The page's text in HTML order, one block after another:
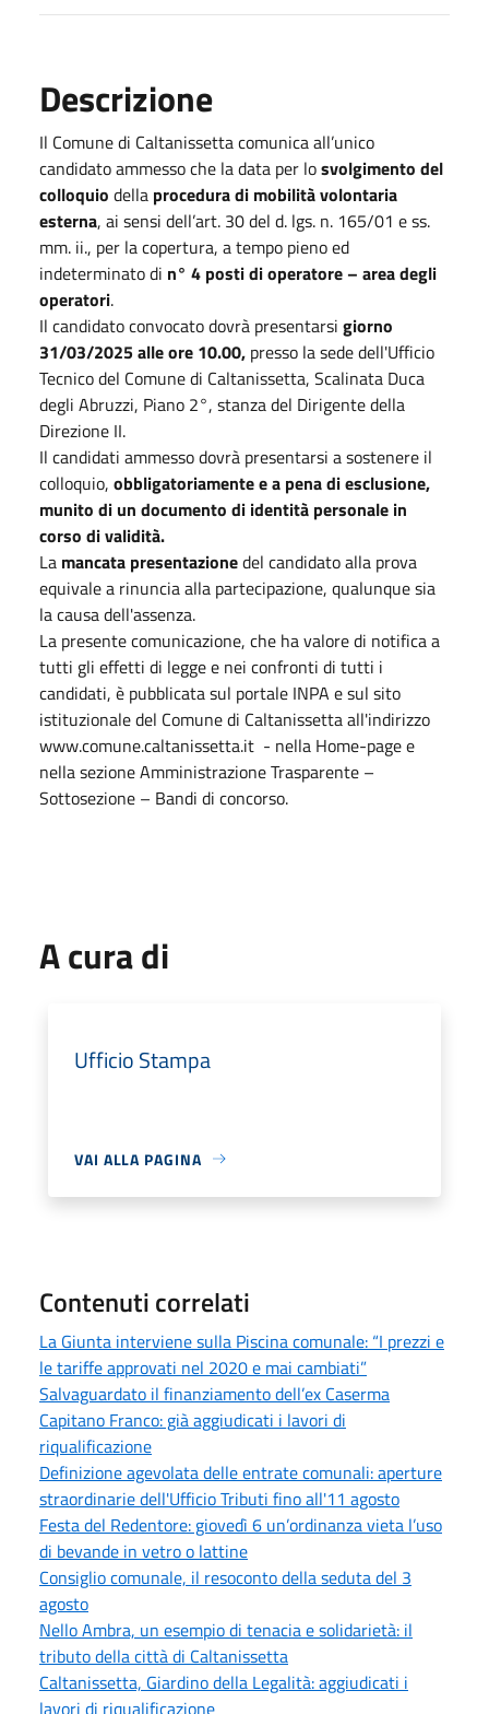
Descrizione
Il Comune di Caltanissetta comunica all’unico
candidato ammesso che la data per losvolgimento del
colloquio della procedura di mobilità volontaria
esterna, ai sensi dell’art. 30 del d. lgs. n. 165/01 e ss.
mm. ii., per la copertura, a tempo pieno ed
indeterminato di n° 4 posti di operatore – area degli
operatori.
Il candidato convocato dovrà presentarsi giorno
31/03/2025 alle ore 10.00, presso la sede dell'Ufficio
Tecnico del Comune di Caltanissetta, Scalinata Duca
degli Abruzzi, Piano 2°, stanza del Dirigente della
Direzione II.
Il candidati ammesso dovrà presentarsi a sostenere il
colloquio, obbligatoriamente e a pena di esclusione,
munito di un documento di identità personale in
corso di validità.
La mancata presentazionedel candidato alla prova
equivale a rinuncia alla partecipazione, qualunque sia
la causa dell'assenza.
La presente comunicazione, che ha valore di notifica a
tutti gli effetti di legge e nei confronti di tutti i
candidati, è pubblicata sul portale INPA e sul sito
istituzionale del Comune di Caltanissetta all'indirizzo
www.comune.caltanissetta.it - nella Home-page e
nella sezione Amministrazione Trasparente –
Sottosezione – Bandi di concorso.
A cura di
Ufficio Stampa
VAI ALLA PAGINA
Contenuti correlati
La Giunta interviene sulla Piscina comunale: “I prezzi e
le tariffe approvati nel 2020 e mai cambiati”
Salvaguardato il finanziamento dell’ex Caserma
Capitano Franco: già aggiudicati i lavori di
riqualificazione
Definizione agevolata delle entrate comunali: aperture
straordinarie dell'Ufficio Tributi fino all'11 agosto
Festa del Redentore: giovedì 6 un’ordinanza vieta l’uso
di bevande in vetro o lattine
Consiglio comunale, il resoconto della seduta del 3
agosto
Nello Ambra, un esempio di tenacia e solidarietà: il
tributo della città di Caltanissetta
Caltanissetta, Giardino della Legalità: aggiudicati i
lavori di riqualificazione